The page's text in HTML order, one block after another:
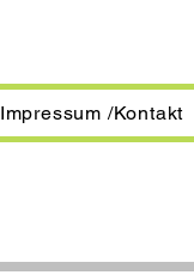
Impressum /Kontakt